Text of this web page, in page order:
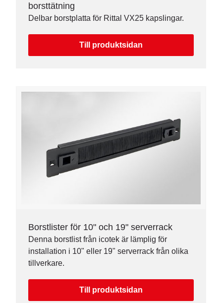
borsttätning
Delbar borstplatta för Rittal VX25 kapslingar.
Till produktsidan
Borstlister för 10" och 19" serverrack
Denna borstlist från icotek är lämplig för
installation i 10" eller 19" serverrack från olika
tillverkare.
Till produktsidan